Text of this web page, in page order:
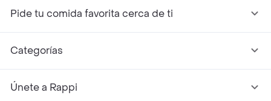
Pide tu comida favorita cerca de ti
Categorías
Únete a Rappi